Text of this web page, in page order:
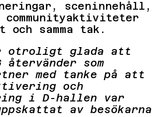
sceninnehåll,
communityaktiviteter
och samma tak.
otroligt glada att
återvänder som
med tanke på att
och
i D-hallen var
av besökarna